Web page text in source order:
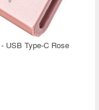
USB Type-C Rose